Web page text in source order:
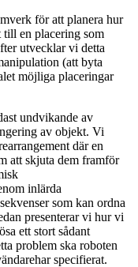
för att planera hur
till en placering som
utvecklar vi detta
(att byta
möjliga placeringar
undvikande av
av objekt. Vi
där en
att skjuta dem framför
inlärda
som kan ordna
presenterar vi hur vi
ett stort sådant
problem ska roboten
specifierat.